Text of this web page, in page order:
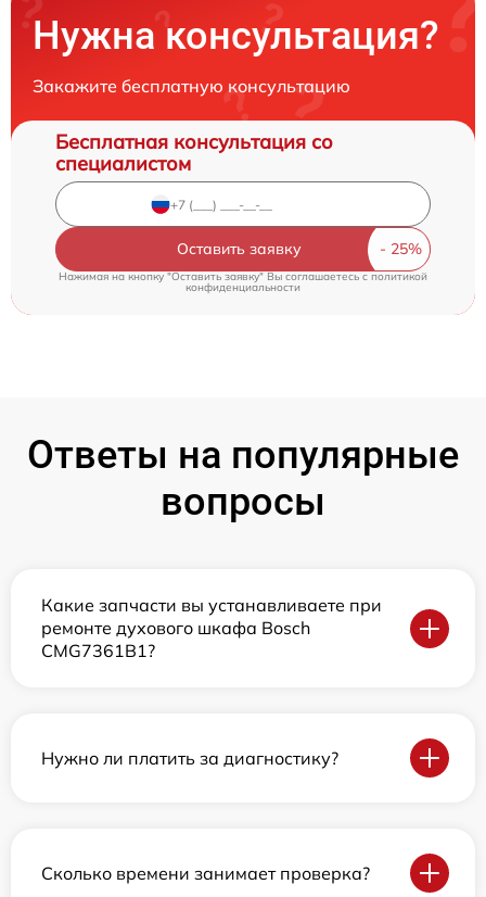
Нужна консультация?
Закажите бесплатную консультацию
Бесплатная консультация со
специалистом
Оставить заявку
Нажимая на кнопку "Оставить заявку" Вы соглашаетесь c политикой
конфиденциальности
Ответы на популярные
вопросы
Какие запчасти вы устанавливаете при
ремонте духового шкафа Bosch
CMG7361B1?
Нужно ли платить за диагностику?
Сколько времени занимает проверка?